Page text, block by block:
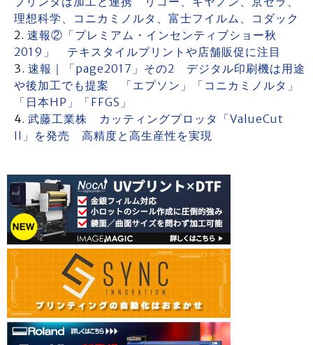
理想科学、コニカミノルタ、富士フイルム、コダック
速報②「プレミアム・インセンティブショー秋
2019」 テキスタイルプリントや店舗販促に注目
速報｜「page2017」その2 デジタル印刷機は用途
や後加工でも提案 「エプソン」「コニカミノルタ」
「日本HP」「FFGS」
武藤工業株 カッティングプロッタ「ValueCut
II」を発売 高精度と高生産性を実現